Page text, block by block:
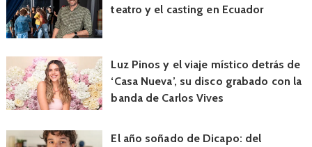
teatro y el casting en Ecuador
Luz Pinos y el viaje místico detrás de
‘Casa Nueva’, su disco grabado con la
banda de Carlos Vives
El año soñado de Dicapo: del